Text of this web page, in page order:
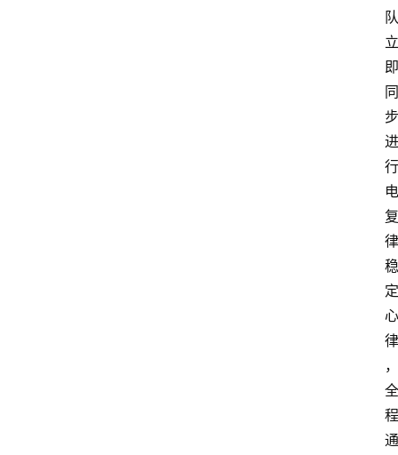
队
立
即
同
步
进
行
电
复
律
稳
定
心
律
，
全
程
通